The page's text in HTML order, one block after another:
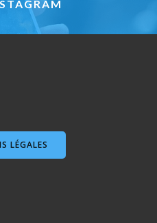
LÉGALES